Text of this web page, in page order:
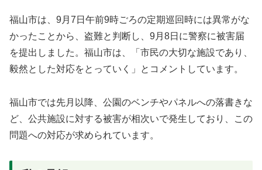
福山市は、9月7日午前9時ごろの定期巡回時には異常がな
かったことから、盗難と判断し、9月8日に警察に被害届
を提出しました。福山市は、「市民の大切な施設であり、
毅然とした対応をとっていく」とコメントしています。
福山市では先月以降、公園のベンチやパネルへの落書きな
ど、公共施設に対する被害が相次いで発生しており、この
問題への対応が求められています。